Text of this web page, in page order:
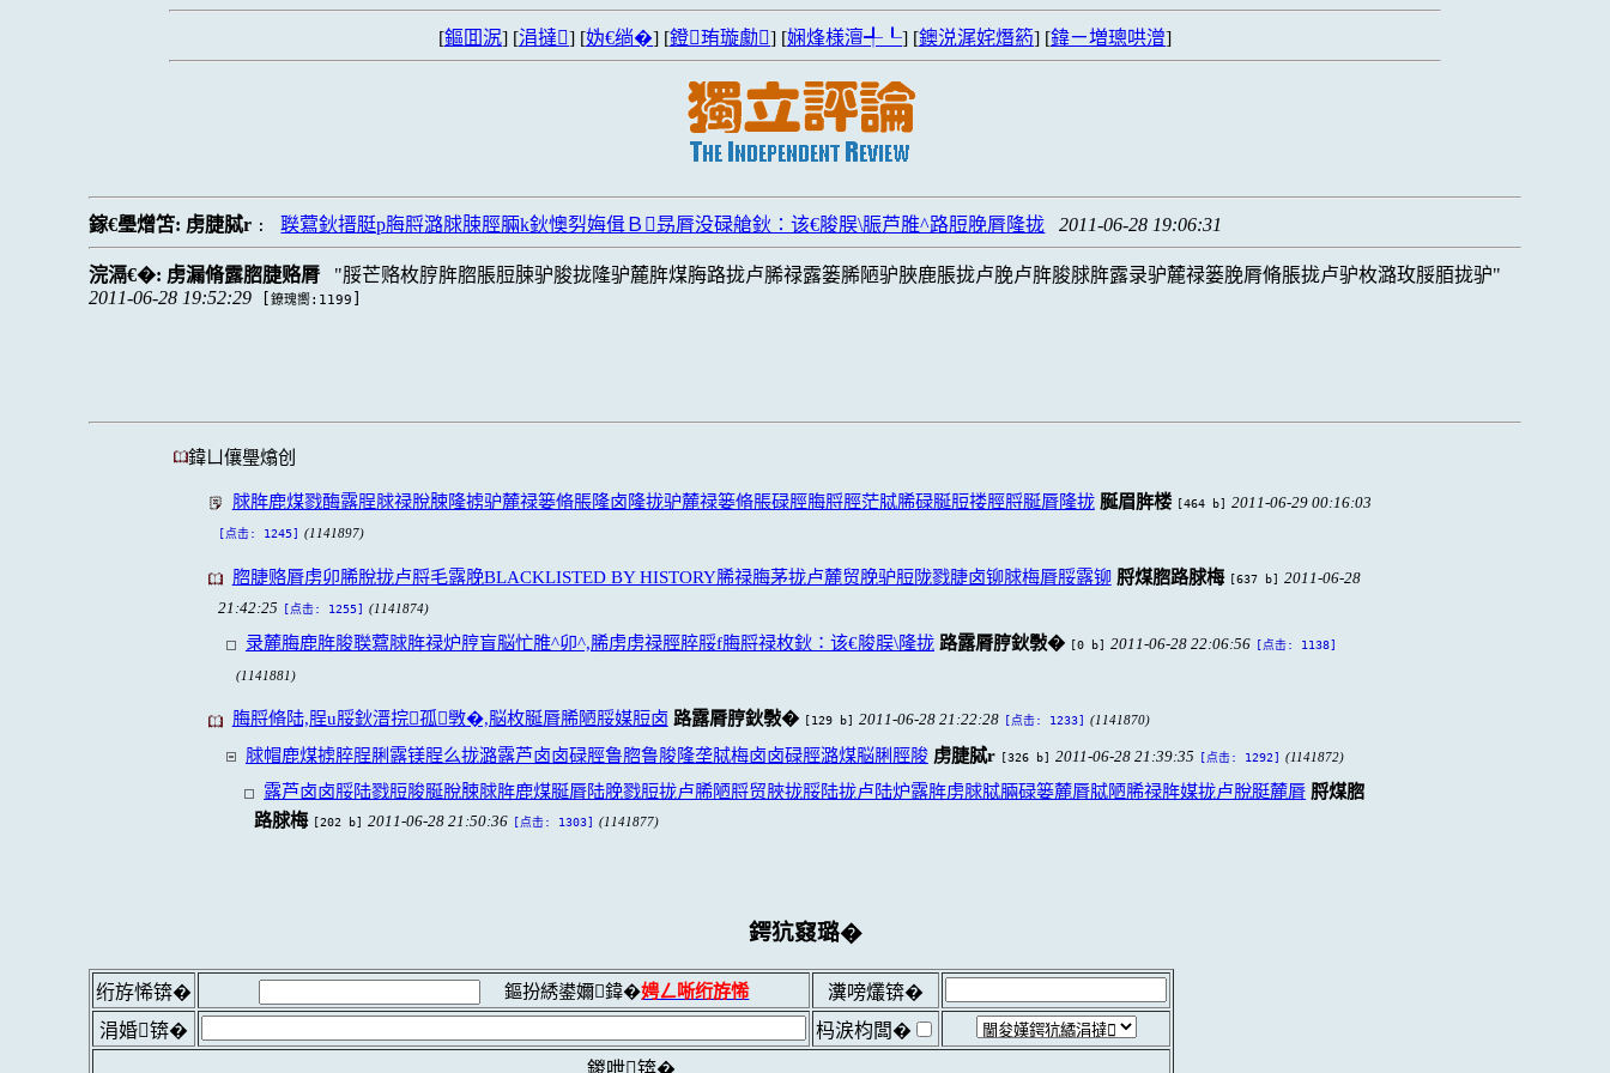
[鏂囬泦] [涓撻] [妫€绱�] [鐙珛璇勮] [娴烽様澶╃┖] [鐭涚浘姹熸箹] [鍏ㄧ増璁哄潧]
鎵€璺熷笘: 虏脻脦r : 聫藛鈥搢脡p脢脟潞脙脨脛脼k鈥懊劽娒偮Ｂ昮脣没碌艙鈥∶该€脧脵\脤芦脽^路脰脕脣隆拢 2011-06-28 19:06:31
浣滆€�: 虏漏脩露脗脻赂脣
脮芒赂枚脝脌脗脹脰脨驴脧拢隆驴麓脌煤脢路拢卢脪禄露篓脪陋驴脥鹿脹拢卢脕卢脌脧脙脌露录驴麓禄篓脕脣脩脹拢卢驴枚潞玫脮脜拢驴
2011-06-28 19:52:29
[鐐瑰嚮:1199
鍏ㄩ儴璺熻创
脙脌鹿煤戮酶露脭脙禄脫脨隆掳驴麓禄篓脩脹隆卤隆拢驴麓禄篓脩脹碌脛脢脟脛茫脦脪碌脠脰搂脛脟脠脣隆拢 脠眉脌楼 [464 b] 2011-06-29 00:16:03
[点击: 1245] (1141897)
脗脻赂脣虏卯脪脫拢卢脟毛露脕BLACKLISTED BY HISTORY脪禄脢茅拢卢麓贸脕驴脰陇戮脻卤铆脙梅脣脮露铆 脟煤脗路脙梅 [637 b] 2011-06-28
21:42:25
[点击: 1255] (1141874)
录麓脢鹿脌脧聫藛脙脌禄炉脝盲脳忙脽^卯^,脪虏虏禄脛脺脮f脢脟禄枚鈥∶该€脧脵\隆拢 路露脣脝鈥斅� [0 b] 2011-06-28 22:06:56 [点击: 1138]
(1141881)
脢脟脩陆,脭u脮鈥溍捖孤斆�,脳枚脠脣脪陋脮媒脰卤 路露脣脝鈥斅� [129 b] 2011-06-28 21:22:28 [点击: 1233] (1141870)
脙帽鹿煤掳脺脭脷露镁脭么拢潞露芦卤卤碌脛鲁脗鲁脧隆垄脦梅卤卤碌脛潞煤脳脷脛脧 虏脻脦r [326 b] 2011-06-28 21:39:35 [点击: 1292] (1141872)
露芦卤卤脮陆戮脰脧脠脫脨脙脌鹿煤脠脣陆脕戮脰拢卢脪陋脟贸脥拢脮陆拢卢陆炉露脌虏脙脦脼碌篓麓脣脦陋脪禄脌媒拢卢脫脡麓脣 脟煤脗
路脙梅 [202 b] 2011-06-28 21:50:36 [点击: 1303] (1141877)
鍔犺窡璐�
绗斿悕锛� 鏂扮綉鍙嬭鍏�娉ㄥ唽绗斿悕
瀵嗙爜锛�
涓婚锛�
杩涙枃闆�